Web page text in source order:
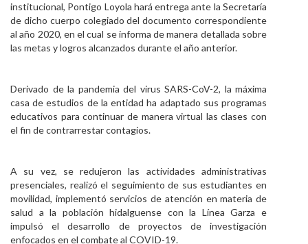
institucional, Pontigo Loyola hará entrega ante la Secretaría
de dicho cuerpo colegiado del documento correspondiente
al año 2020, en el cual se informa de manera detallada sobre
las metas y logros alcanzados durante el año anterior.
Derivado de la pandemia del virus SARS-CoV-2, la máxima
casa de estudios de la entidad ha adaptado sus programas
educativos para continuar de manera virtual las clases con
el fin de contrarrestar contagios.
A su vez, se redujeron las actividades administrativas
presenciales, realizó el seguimiento de sus estudiantes en
movilidad, implementó servicios de atención en materia de
salud a la población hidalguense con la Línea Garza e
impulsó el desarrollo de proyectos de investigación
enfocados en el combate al COVID-19.